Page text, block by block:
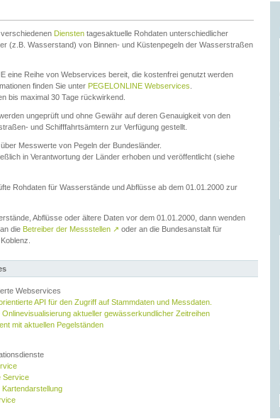
Diensten tagesaktuelle Rohdaten unterschiedlicher
(z.B. Wasserstand) von Binnen- und Küstenpegeln der Wasserstraßen
eine Reihe von Webservices bereit, die kostenfrei genutzt werden
finden Sie unter PEGELONLINE Webservices
bis maximal 30 Tage rückwirkend.
ungeprüft und ohne Gewähr auf deren Genauigkeit von den
und Schifffahrtsämtern zur Verfügung gestellt.
Messwerte von Pegeln der Bundesländer.
in Verantwortung der Länder erhoben und veröffentlicht (siehe
Rohdaten für Wasserstände und Abflüsse ab dem 01.01.2000 zur
Abflüsse oder ältere Daten vor dem 01.01.2000, dann wenden
die Betreiber der Messstellen ↗ oder an die Bundesanstalt für
Webservices
API für den Zugriff auf Stammdaten und Messdaten.
Onlinevisualisierung aktueller gewässerkundlicher Zeitreihen
mit aktuellen Pegelständen
Service
Kartendarstellung